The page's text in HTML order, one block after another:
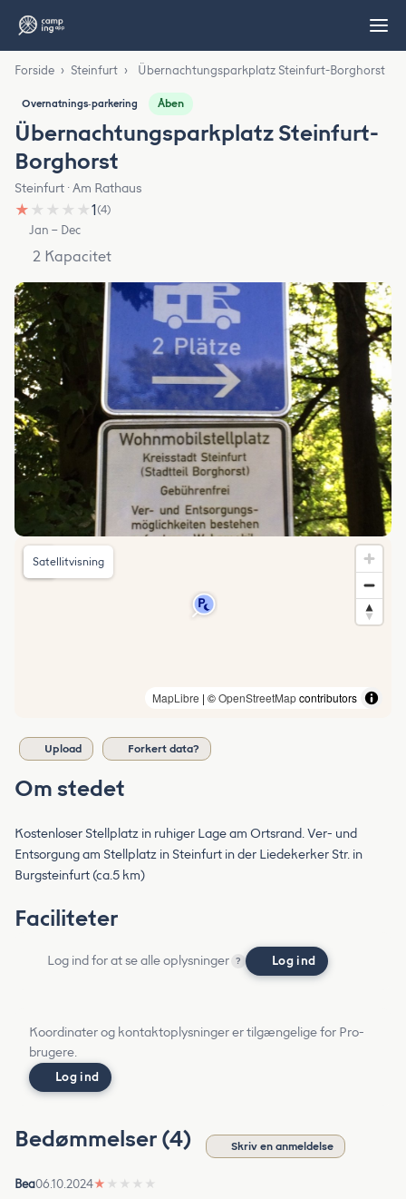
Forside › Steinfurt › Übernachtungsparkplatz Steinfurt-Borghorst
Overnatnings‑parkering Åben
Übernachtungsparkplatz Steinfurt-
Borghorst
Steinfurt · Am Rathaus
★ ★ ★ ★ ★1(4)
Jan – Dec
2 Kapacitet
MapLibre | ©OpenStreetMapcontributors
Satellitvisning
Upload Forkert data?
Om stedet
Kostenloser Stellplatz in ruhiger Lage am Ortsrand. Ver- und
Entsorgung am Stellplatz in Steinfurt in der Liedekerker Str. in
Burgsteinfurt (ca.5 km)
Faciliteter
Log ind for at se alle oplysninger ? Log ind
Koordinater og kontaktoplysninger er tilgængelige for Pro-
brugere.
Log ind
Bedømmelser (4) Skriv en anmeldelse
Bea06.10.2024★ ★ ★ ★ ★